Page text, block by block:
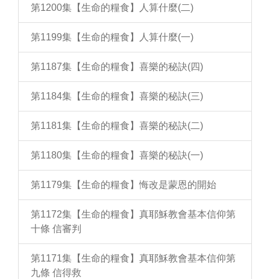
第1200集【生命的糧食】人算什麼(二)
第1199集【生命的糧食】人算什麼(一)
第1187集【生命的糧食】喜樂的秘訣(四)
第1184集【生命的糧食】喜樂的秘訣(三)
第1181集【生命的糧食】喜樂的秘訣(二)
第1180集【生命的糧食】喜樂的秘訣(一)
第1179集【生命的糧食】悔改是蒙恩的開始
第1172集【生命的糧食】真耶穌教會基本信仰第
十條 信審判
第1171集【生命的糧食】真耶穌教會基本信仰第
九條 信得救